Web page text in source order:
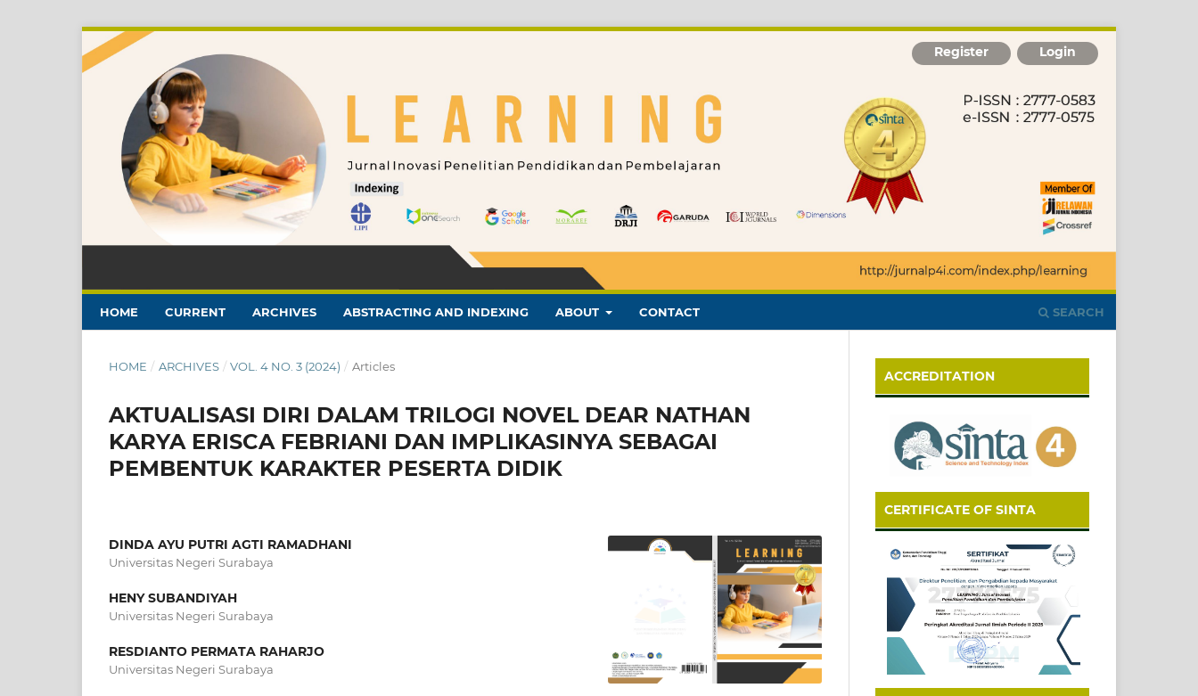
HOME CURRENT ARCHIVES ABSTRACTING AND INDEXING ABOUT CONTACT SEARCH
Register Login
HOME / ARCHIVES / VOL. 4 NO. 3 (2024) / Articles
AKTUALISASI DIRI DALAM TRILOGI NOVEL DEAR NATHAN
KARYA ERISCA FEBRIANI DAN IMPLIKASINYA SEBAGAI
PEMBENTUK KARAKTER PESERTA DIDIK
DINDA AYU PUTRI AGTI RAMADHANI
Universitas Negeri Surabaya
HENY SUBANDIYAH
Universitas Negeri Surabaya
RESDIANTO PERMATA RAHARJO
Universitas Negeri Surabaya
ACCREDITATION
CERTIFICATE OF SINTA